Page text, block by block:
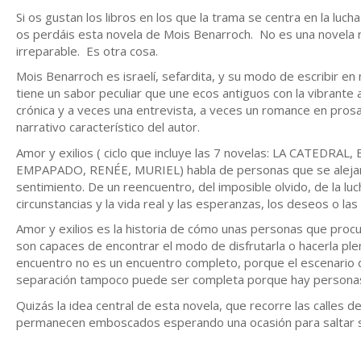
Si os gustan los libros en los que la trama se centra en la
os perdáis esta novela de Mois Benarroch. No es una
irreparable. Es otra cosa.
Mois Benarroch es israelí, sefardita, y su modo de escribir
tiene un sabor peculiar que une ecos antiguos con la
crónica y a veces una entrevista, a veces un romance en
narrativo característico del autor.
Amor y exilios ( ciclo que incluye las 7 novelas: LA CATEDRAL,
EMPAPADO, RENÉE, MURIEL) habla de personas que se
sentimiento. De un reencuentro, del imposible olvido, de la
circunstancias y la vida real y las esperanzas, los deseos o
Amor y exilios es la historia de cómo unas personas que
son capaces de encontrar el modo de disfrutarla o hacerla
encuentro no es un encuentro completo, porque el
separación tampoco puede ser completa porque hay
Quizás la idea central de esta novela, que recorre las calles
permanecen emboscados esperando una ocasión para saltar